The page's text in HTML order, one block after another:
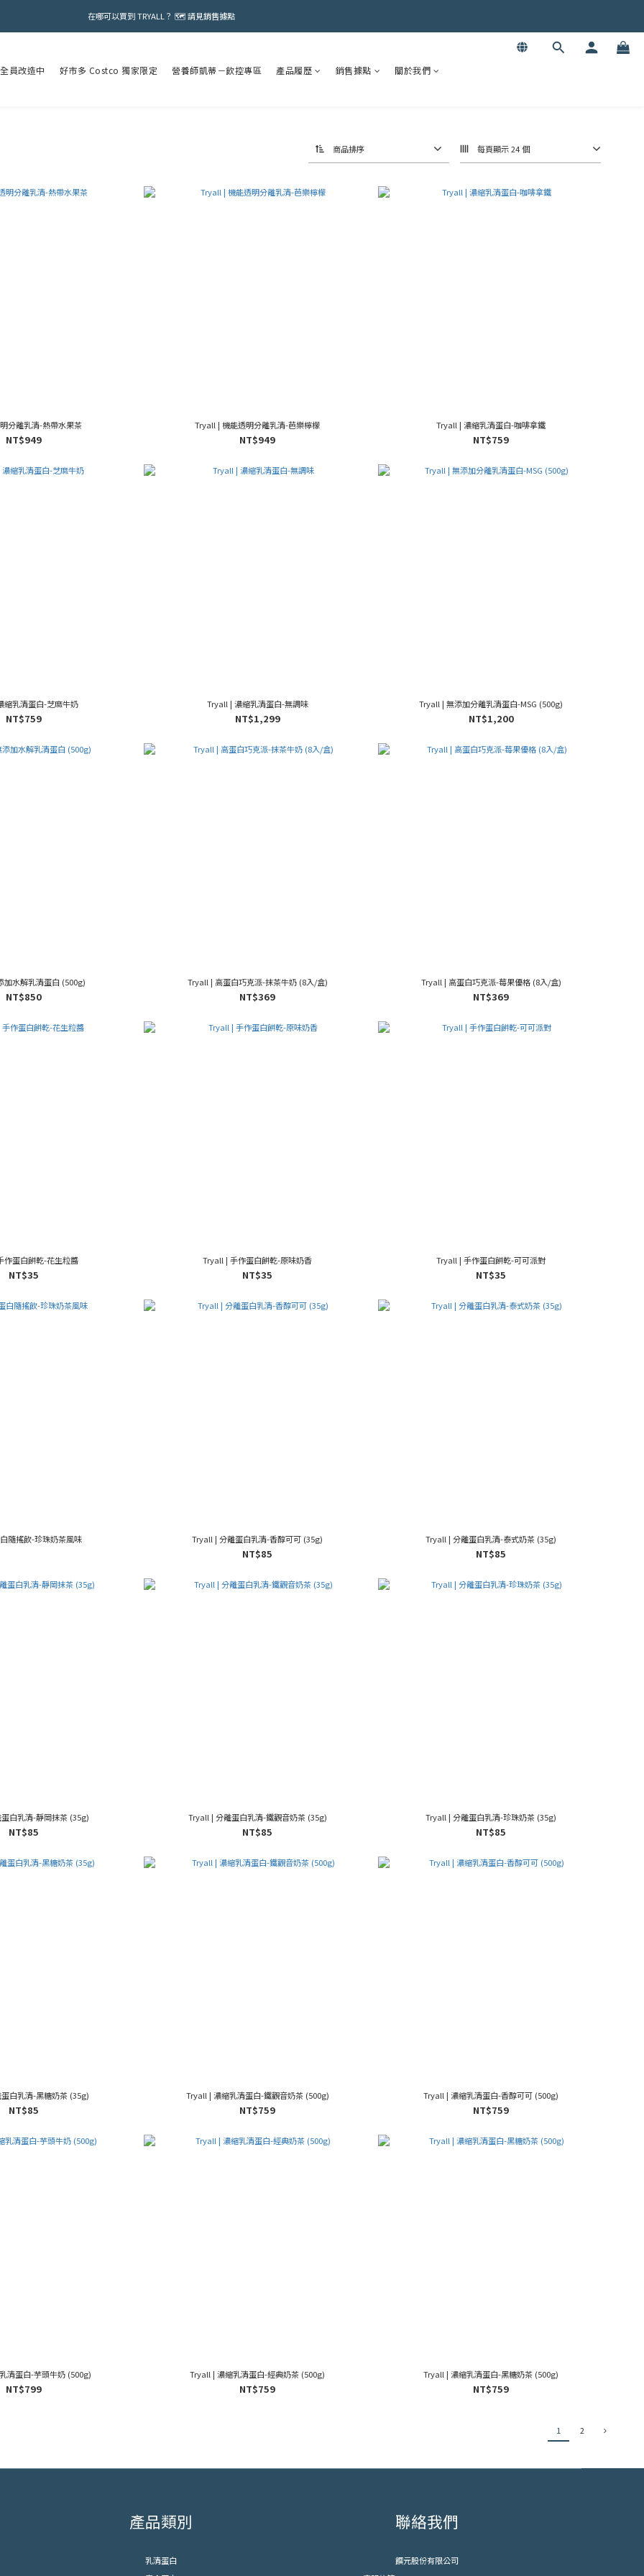
在哪可以買到 TRYALL？ 🗺️ 請見銷售據點
全員改造中 好市多 Costco 獨家限定 營養師凱蒂－飲控專區 產品履歷 銷售據點 關於我們
商品排序 每頁顯示 24 個
分離乳清-熱帶水果茶
NT$949
Tryall | 機能透明分離乳清-芭樂檸檬
NT$949
Tryall | 濃縮乳清蛋白-咖啡拿鐵
NT$759
縮乳清蛋白-芝麻牛奶
NT$759
Tryall | 濃縮乳清蛋白-無調味
NT$1,299
Tryall | 無添加分離乳清蛋白-MSG (500g)
NT$1,200
加水解乳清蛋白 (500g)
NT$850
Tryall | 高蛋白巧克派-抹茶牛奶 (8入/盒)
NT$369
Tryall | 高蛋白巧克派-莓果優格 (8入/盒)
NT$369
作蛋白餅乾-花生粒醬
NT$35
Tryall | 手作蛋白餅乾-原味奶香
NT$35
Tryall | 手作蛋白餅乾-可可派對
NT$35
隨搖飲-珍珠奶茶風味 Tryall | 分離蛋白乳清-香醇可可 (35g)
NT$85
Tryall | 分離蛋白乳清-泰式奶茶 (35g)
NT$85
白乳清-靜岡抹茶 (35g)
NT$85
Tryall | 分離蛋白乳清-鐵觀音奶茶 (35g)
NT$85
Tryall | 分離蛋白乳清-珍珠奶茶 (35g)
NT$85
白乳清-黑糖奶茶 (35g)
NT$85
Tryall | 濃縮乳清蛋白-鐵觀音奶茶 (500g)
NT$759
Tryall | 濃縮乳清蛋白-香醇可可 (500g)
NT$759
清蛋白-芋頭牛奶 (500g)
NT$799
Tryall | 濃縮乳清蛋白-經典奶茶 (500g)
NT$759
Tryall | 濃縮乳清蛋白-黑糖奶茶 (500g)
NT$759
1 2
產品類別
乳清蛋白
聯絡我們
饌元股份有限公司